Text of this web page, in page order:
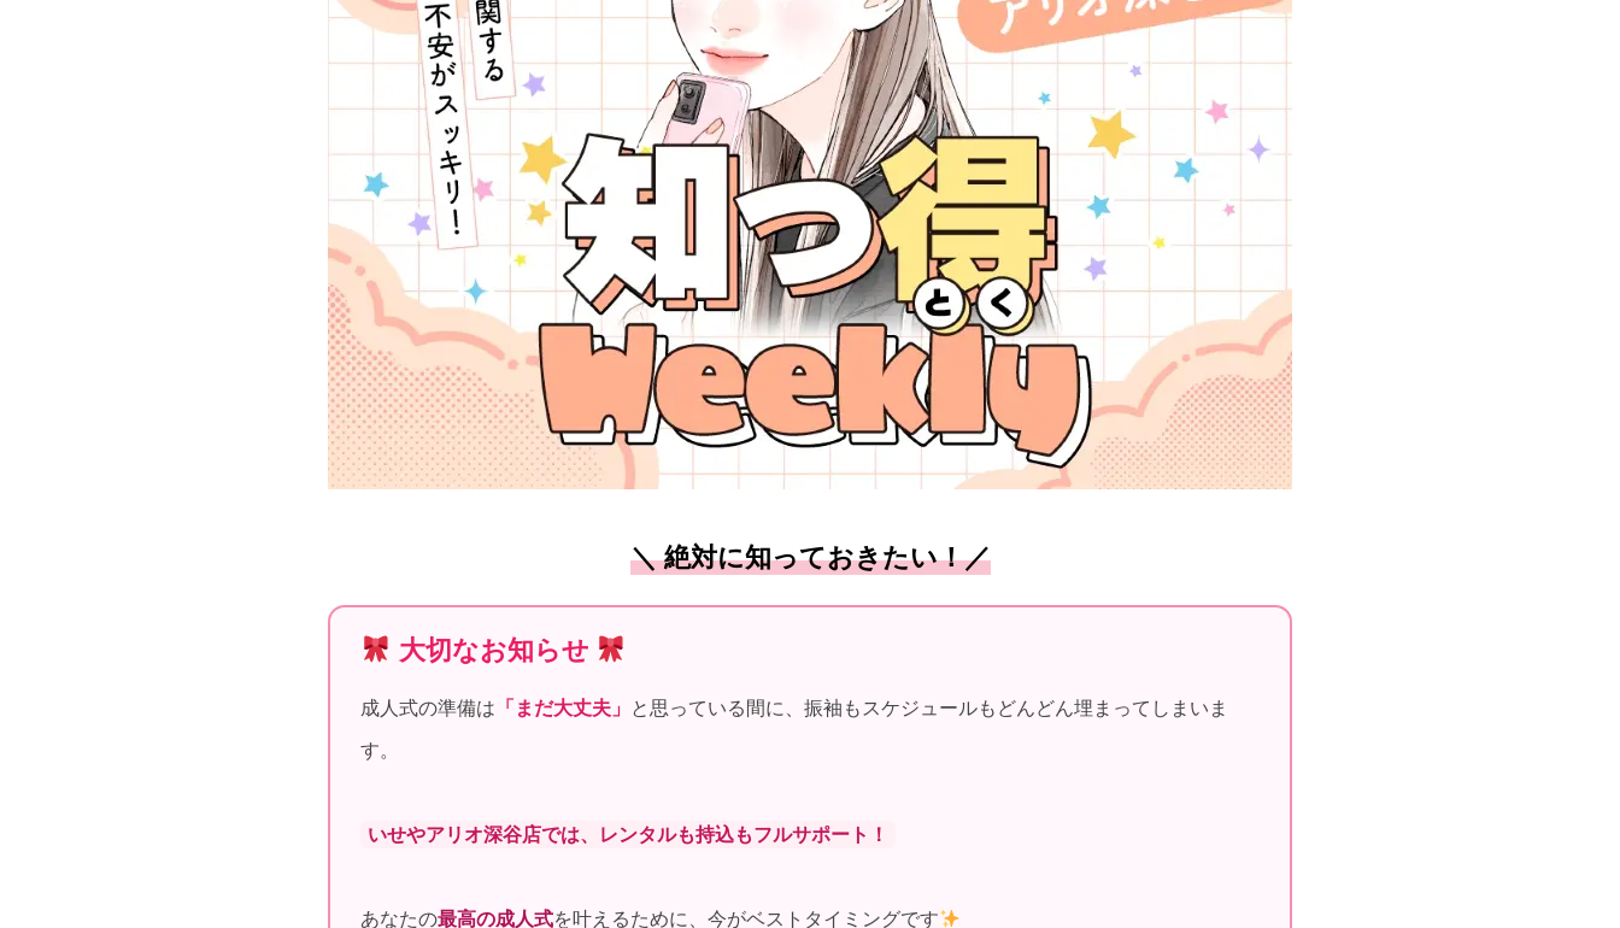
＼ 絶対に知っておきたい！／
大切なお知らせ
成人式の準備は 「まだ大丈夫」 と思っている間に、振袖もスケジュールもどんどん埋まってしまいま
す。
いせやアリオ深谷店では、レンタルも持込もフルサポート！
あなたの最高の成人式を叶えるために、今がベストタイミングです